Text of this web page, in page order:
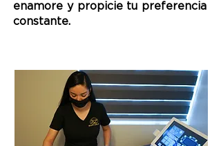
enamore y propicie tu preferencia
constante.